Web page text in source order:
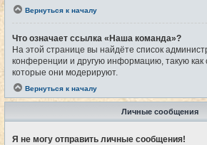
Вернуться к началу
Что означает ссылка «Наша команда»?
На этой странице вы найдёте список
конференции и другую информацию, такую как
которые они модерируют.
Вернуться к началу
Личные сообщения
Я не могу отправить личные сообщения!